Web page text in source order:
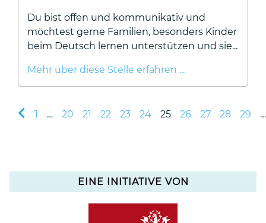
Du bist offen und kommunikativ und
möchtest gerne Familien, besonders Kinder
beim Deutsch lernen unterstützen und sie...
Mehr über diese Stelle erfahren ...
1 … 20 21 22 23 24 25 26 27 28 29 …
EINE INITIATIVE VON